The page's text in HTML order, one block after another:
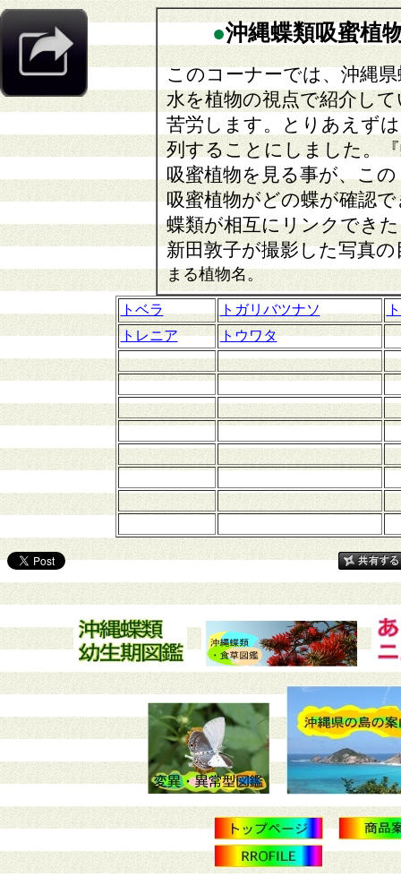
●沖縄蝶類吸蜜植
このコーナーでは、沖縄
水を植物の視点で紹介し
苦労します。とりあえず
列することにしました。
吸蜜植物を見る事が、こ
吸蜜植物がどの蝶が確認
蝶類が相互にリンクでき
新田敦子が撮影した写真
まる植物名。
トベラ トガリバツナソ
トレニア
トウワタ